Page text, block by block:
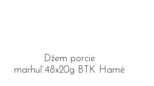
Džem porcie
marhuľ.48x20g BTK Hamé